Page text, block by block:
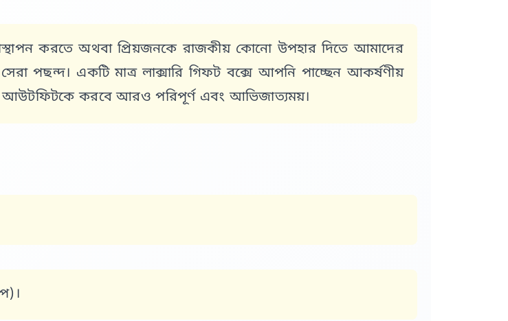
করতে অথবা প্রিয়জনকে রাজকীয় কোনো উপহার দিতে আমাদের
পছন্দ। একটি মাত্র লাক্সারি গিফট বক্সে আপনি পাচ্ছেন আকর্ষণীয়
আউটফিটকে করবে আরও পরিপূর্ণ এবং আভিজাত্যময়।